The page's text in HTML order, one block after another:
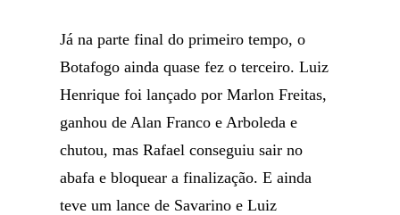
Já na parte final do primeiro tempo, o
Botafogo ainda quase fez o terceiro. Luiz
Henrique foi lançado por Marlon Freitas,
ganhou de Alan Franco e Arboleda e
chutou, mas Rafael conseguiu sair no
abafa e bloquear a finalização. E ainda
teve um lance de Savarino e Luiz